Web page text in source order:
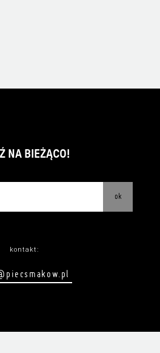
NA BIEŻĄCO!
ok
kontakt: